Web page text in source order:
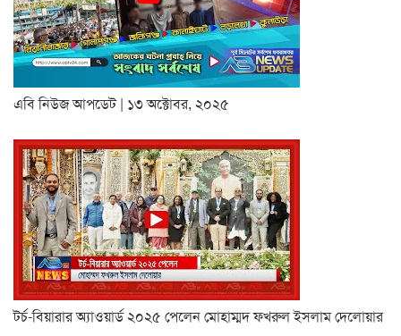
এবি নিউজ আপডেট | ১৩ অক্টোবর, ২০২৫
টর্চ-বিয়ারার অ্যাওয়ার্ড ২০২৫ পেলেন মোহাম্মদ ফখরুল ইসলাম দেলোয়ার